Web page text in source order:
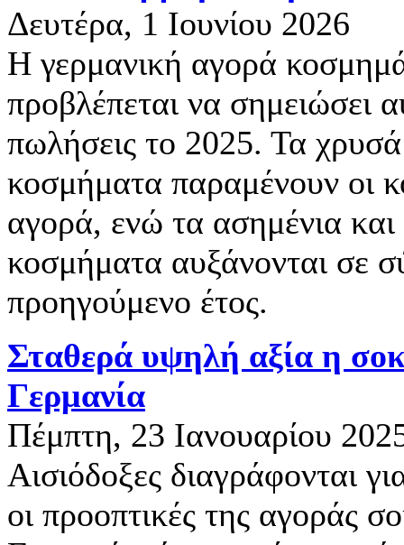
Δευτέρα, 1 Ιουνίου 2026
Η γερμανική αγορά
προβλέπεται να σημειώσει
πωλήσεις το 2025. Τα χρυσά
κοσμήματα παραμένουν οι
αγορά, ενώ τα ασημένια
κοσμήματα αυξάνονται σε
προηγούμενο έτος.
Σταθερά υψηλή αξία η
Γερμανία
Πέμπτη, 23 Ιανουαρίου
Αισιόδοξες διαγράφονται
οι προοπτικές της αγοράς